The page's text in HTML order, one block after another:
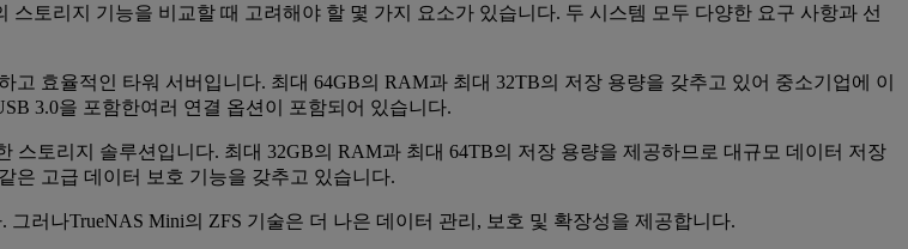
스토리지 기능을 비교할 때 고려해야 할 몇 가지 요소가 있습니다. 두 시스템 모두 다양한 요구 사항과 선
고 효율적인 타워 서버입니다. 최대 64GB의 RAM과 최대 32TB의 저장 용량을 갖추고 있어 중소기업에 이
3.0을 포함한여러 연결 옵션이 포함되어 있습니다.
스토리지 솔루션입니다. 최대 32GB의 RAM과 최대 64TB의 저장 용량을 제공하므로 대규모 데이터 저장
은 고급 데이터 보호 기능을 갖추고 있습니다.
러나TrueNAS Mini의 ZFS 기술은 더 나은 데이터 관리, 보호 및 확장성을 제공합니다.